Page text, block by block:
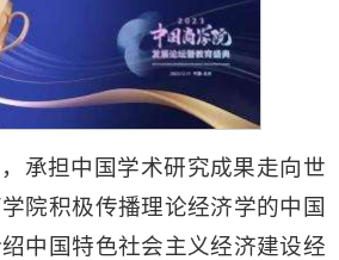
承担中国学术研究成果走向世
院积极传播理论经济学的中国
中国特色社会主义经济建设经